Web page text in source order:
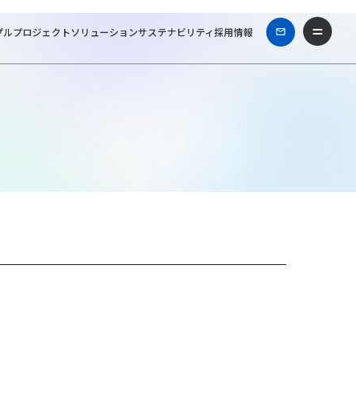
ルプロジェクトソリューションサステナビリティ採用情報